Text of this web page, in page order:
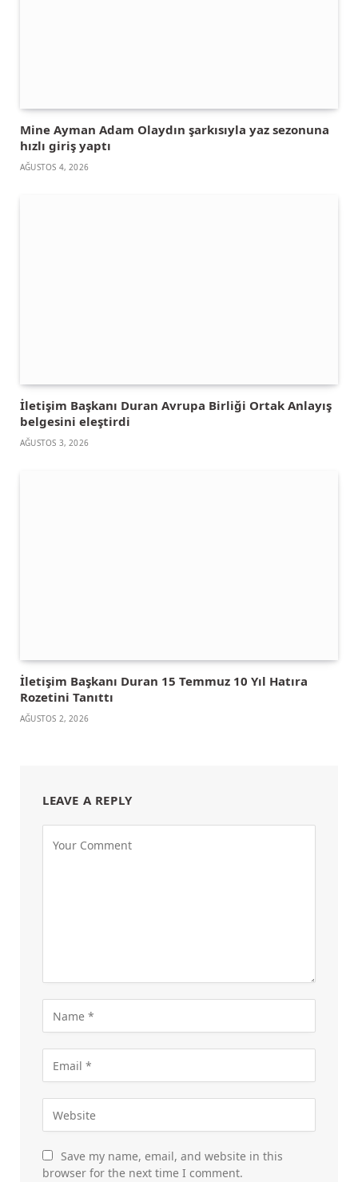
Mine Ayman Adam Olaydın şarkısıyla yaz sezonuna
hızlı giriş yaptı
AĞUSTOS 4, 2026
İletişim Başkanı Duran Avrupa Birliği Ortak Anlayış
belgesini eleştirdi
AĞUSTOS 3, 2026
İletişim Başkanı Duran 15 Temmuz 10 Yıl Hatıra
Rozetini Tanıttı
AĞUSTOS 2, 2026
LEAVE A REPLY
Save my name, email, and website in this
browser for the next time I comment.